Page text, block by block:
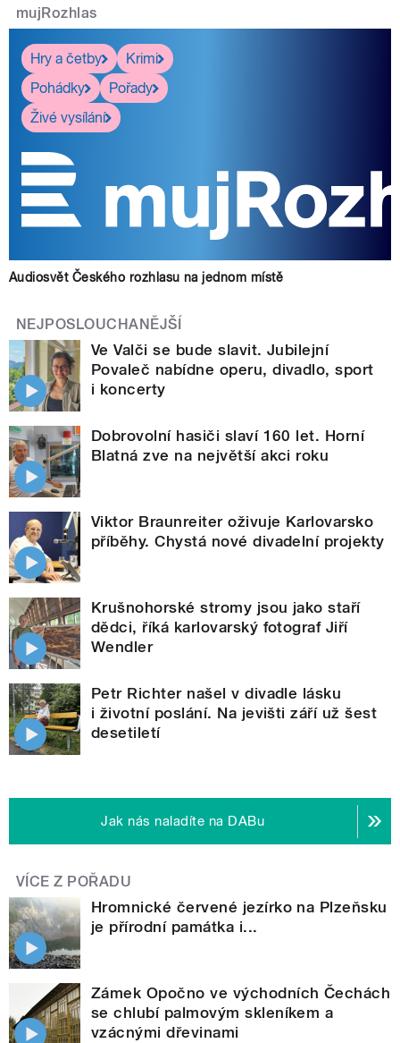
mujRozhlas
Hry a četby
Krimi
Pohádky
Pořady
Živé vysílání
Audiosvět Českého rozhlasu na jednom místě
NEJPOSLOUCHANĚJŠÍ
Ve Valči se bude slavit. Jubilejní
Povaleč nabídne operu, divadlo, sport
i koncerty
Dobrovolní hasiči slaví 160 let. Horní
Blatná zve na největší akci roku
Viktor Braunreiter oživuje Karlovarsko
příběhy. Chystá nové divadelní projekty
Krušnohorské stromy jsou jako staří
dědci, říká karlovarský fotograf Jiří
Wendler
Petr Richter našel v divadle lásku
i životní poslání. Na jevišti září už šest
desetiletí
Jak nás naladíte na DABu
VÍCE Z POŘADU
Hromnické červené jezírko na Plzeňsku
je přírodní památka i...
Zámek Opočno ve východních Čechách
se chlubí palmovým skleníkem a
vzácnými dřevinami